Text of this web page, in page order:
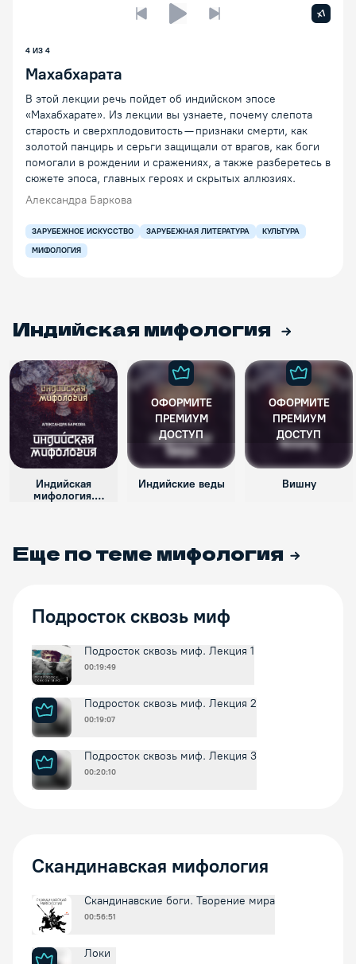
Предыдущая лекцияСледующая лекция
x1
4 ИЗ 4
Махабхарата
В этой лекции речь пойдет об индийском эпосе
«Махабхарате». Из лекции вы узнаете, почему слепота
старость и сверхплодовитость — признаки смерти, как
золотой панцирь и серьги защищали от врагов, как боги
помогали в рождении и сражениях, а также разберетесь в
сюжете эпоса, главных героях и скрытых аллюзиях.
Александра Баркова
ЗАРУБЕЖНОЕ ИСКУССТВО ЗАРУБЕЖНАЯ ЛИТЕРАТУРА
КУЛЬТУРА
МИФОЛОГИЯ
Индийская мифология
Индийская
мифология.
ОФОРМИТЕ
ПРЕМИУМ
ДОСТУП
Индийские веды
ОФОРМИТЕ
ПРЕМИУМ
ДОСТУП
Вишну
Еще по теме мифология
Подросток сквозь миф
Подросток сквозь миф. Лекция 1
00:19:49
Подросток сквозь миф. Лекция 2
00:19:07
Подросток сквозь миф. Лекция 3
00:20:10
Скандинавская мифология
Скандинавские боги. Творение мира
00:56:51
Локи